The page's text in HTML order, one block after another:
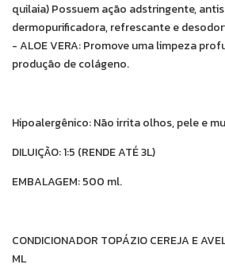
quilaia) Possuem ação adstringente,
dermopurificadora, refrescante e
- ALOE VERA: Promove uma limpeza
produção de colágeno.
Hipoalergênico: Não irrita olhos, pele e
DILUIÇÃO: 1:5 (RENDE ATÉ 3L)
EMBALAGEM: 500 ml.
CONDICIONADOR TOPÁZIO CEREJA E
ML